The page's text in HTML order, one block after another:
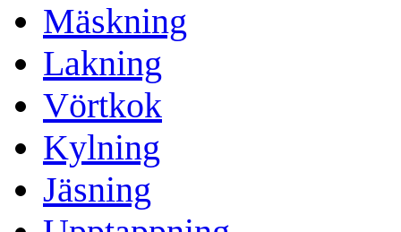
Mäskning
Lakning
Vörtkok
Kylning
Jäsning